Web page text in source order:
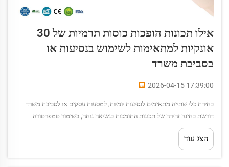
אילו תכונות הופכות כוסות תרמיות של 30
אונקיות למתאימות לשימוש בנסיעות או
בסביבת משרד
2026-04-15 17:39:00
בחירת כלי שתייה מתאימים לנסיעות יומיות, למסעות עסקים או לסביבת משרד
דורשת בחינה זהירה של תכונות התומכות בנשיאה נוחה, בשימור טמפרטורה
ובנוחות לאורך תקופות שימוש ממושכות. כוס תרמית של 30 אונקיות...
הצג עוד